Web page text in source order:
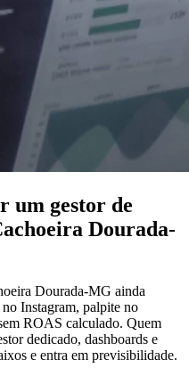
um gestor de
Dourada-
Dourada-MG ainda
Instagram, palpite no
ROAS calculado. Quem
dedicado, dashboards e
e entra em previsibilidade.